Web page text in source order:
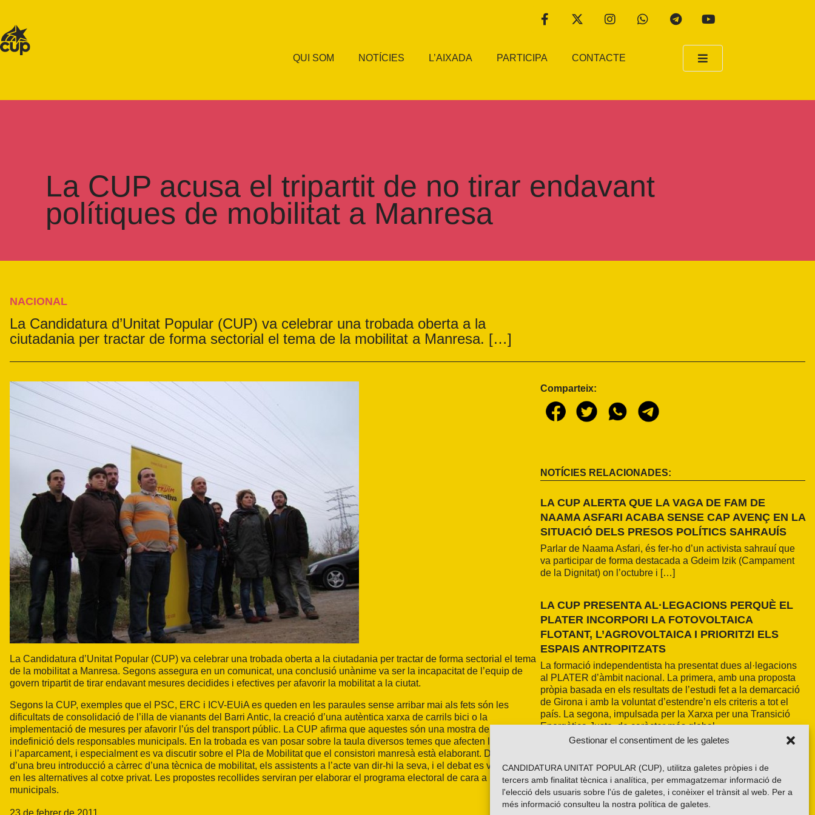
Gestionar el consentiment de les galetes
CANDIDATURA UNITAT POPULAR (CUP), utilitza galetes pròpies i de
tercers amb finalitat tècnica i analítica, per emmagatzemar informació de
l'elecció dels usuaris sobre l'ús de galetes, i conèixer el trànsit al web. Per a
més informació consulteu la nostra política de galetes
QUI SOM NOTÍCIES L’AIXADA PARTICIPA CONTACTE
La CUP acusa el tripartit de no tirar endavant
polítiques de mobilitat a Manresa
NACIONAL
La Candidatura d’Unitat Popular (CUP) va celebrar una trobada oberta a la
ciutadania per tractar de forma sectorial el tema de la mobilitat a Manresa. […]
La Candidatura d’Unitat Popular (CUP) va celebrar una trobada oberta a la ciutadania per tractar de forma sectorial el tema
de la mobilitat a Manresa. Segons assegura en un comunicat, una conclusió unànime va ser la incapacitat de l’equip de
govern tripartit de tirar endavant mesures decidides i efectives per afavorir la mobilitat a la ciutat.
Segons la CUP, exemples que el PSC, ERC i ICV-EUiA es queden en les paraules sense arribar mai als fets són les
dificultats de consolidació de l’illa de vianants del Barri Antic, la creació d’una autèntica xarxa de carrils bici o la
implementació de mesures per afavorir l’ús del transport públic. La CUP afirma que aquestes són una mostra de la
indefinició dels responsables municipals. En la trobada es van posar sobre la taula diversos temes que afecten la circulació
i l’aparcament, i especialment es va discutir sobre el Pla de Mobilitat que el consistori manresà està elaborant. Després
d’una breu introducció a càrrec d’una tècnica de mobilitat, els assistents a l’acte van dir-hi la seva, i el debat es va centrar
en les alternatives al cotxe privat. Les propostes recollides serviran per elaborar el programa electoral de cara a les
municipals.
23 de febrer de 2011
Comparteix:
NOTÍCIES RELACIONADES:
LA CUP ALERTA QUE LA VAGA DE FAM DE
NAAMA ASFARI ACABA SENSE CAP AVENÇ EN LA
SITUACIÓ DELS PRESOS POLÍTICS SAHRAUÍS
Parlar de Naama Asfari, és fer-ho d’un activista sahrauí que
va participar de forma destacada a Gdeim Izik (Campament
de la Dignitat) on l’octubre i […]
LA CUP PRESENTA AL·LEGACIONS PERQUÈ EL
PLATER INCORPORI LA FOTOVOLTAICA
FLOTANT, L’AGROVOLTAICA I PRIORITZI ELS
ESPAIS ANTROPITZATS
La formació independentista ha presentat dues al·legacions
al PLATER d’àmbit nacional. La primera, amb una proposta
pròpia basada en els resultats de l’estudi fet a la demarcació
de Girona i amb la voluntat d’estendre’n els criteris a tot el
país. La segona, impulsada per la Xarxa per una Transició
Energètica Justa, de caràcter més global.